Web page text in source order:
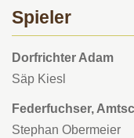
Spieler
Dorfrichter Adam
Säp Kiesl
Federfuchser,
Stephan Obermeier